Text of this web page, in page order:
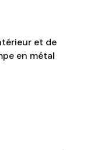
et de
en métal